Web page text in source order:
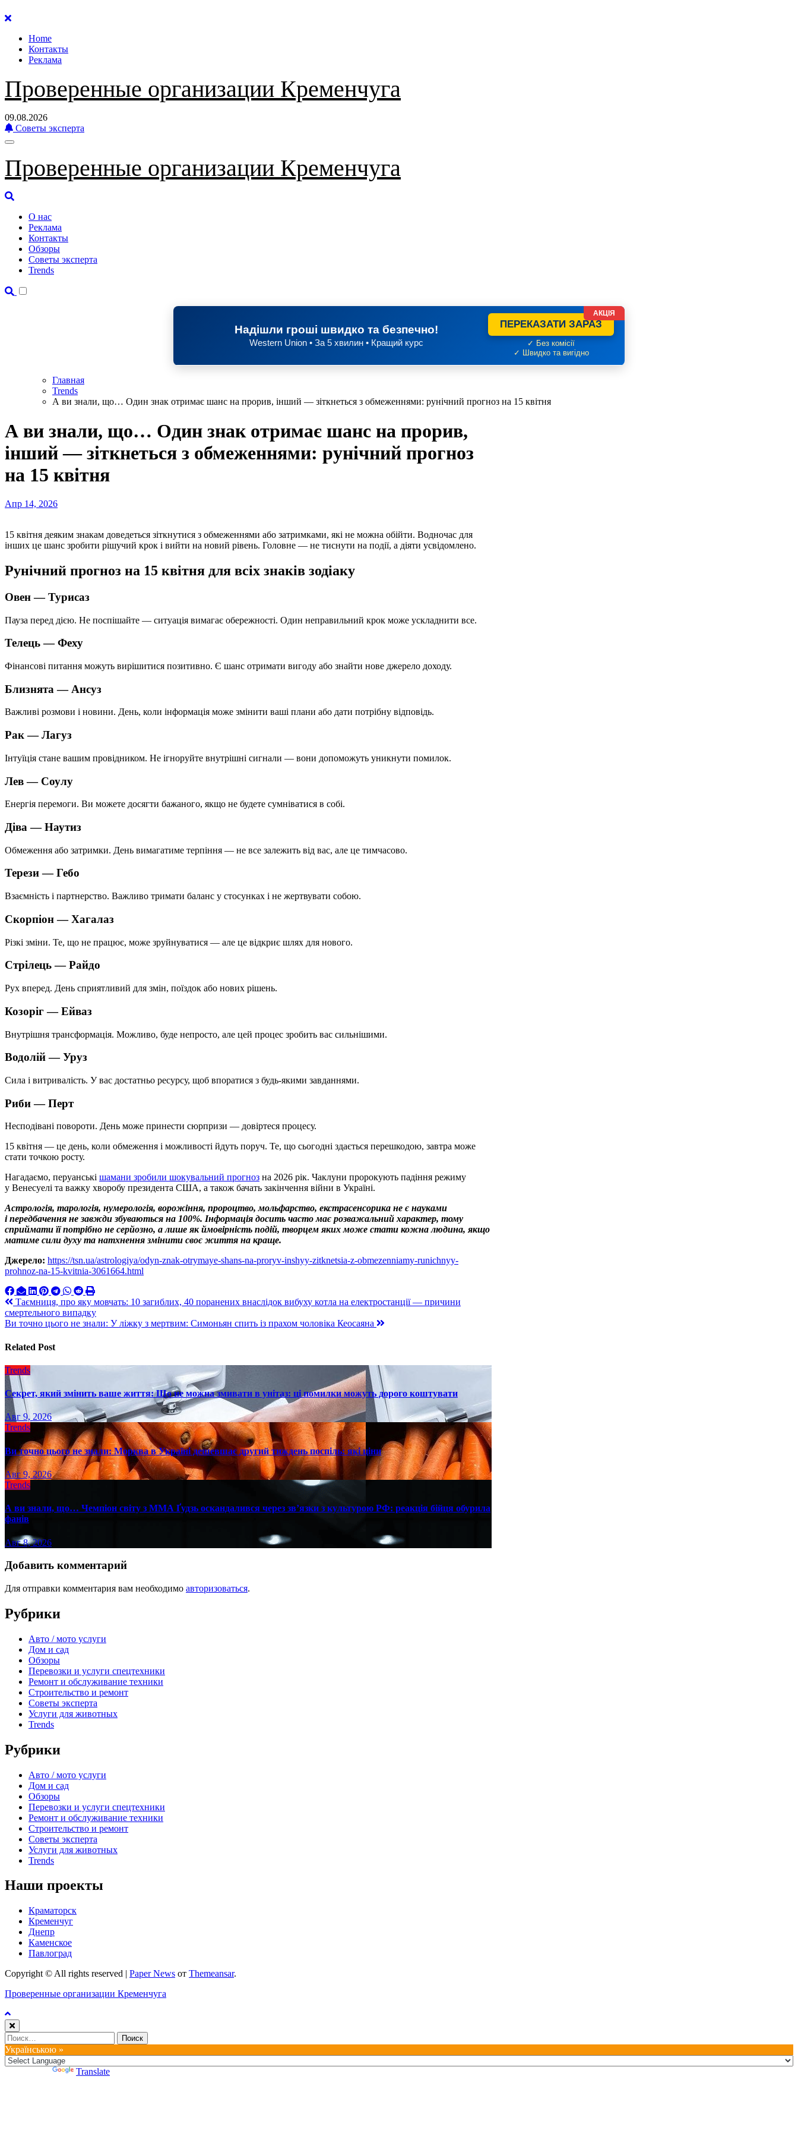
Перейти
содержанию
Home
Контакты
Реклама
Проверенные организации Кременчуга
09.08.2026
Советы эксперта
Проверенные организации Кременчуга
О нас
Реклама
Контакты
Обзоры
Советы эксперта
Trends
Надішли гроші швидко та безпечно!
Western Union • За 5 хвилин • Кращий курс
ПЕРЕКАЗАТИ ЗАРАЗ
✓ Без комісії
✓ Швидко та вигідно
АКЦІЯ
Главная
Trends
А ви знали, що… Один знак отримає шанс на прорив, інший — зіткнеться з обмеженнями: рунічний прогноз на 15 квітня
А ви знали, що… Один знак отримає шанс на прорив,
інший — зіткнеться з обмеженнями: рунічний прогноз
на 15 квітня
Апр 14, 2026
15 квітня деяким знакам доведеться зіткнутися з обмеженнями або затримками, які не можна обійти. Водночас для
інших це шанс зробити рішучий крок і вийти на новий рівень. Головне — не тиснути на події, а діяти усвідомлено.
Рунічний прогноз на 15 квітня для всіх знаків зодіаку
Овен —Турисаз
Пауза перед дією. Не поспішайте — ситуація вимагає обережності. Один неправильний крок може ускладнити все.
Телець —Феху
Фінансові питання можуть вирішитися позитивно. Є шанс отримати вигоду або знайти нове джерело доходу.
Близнята — Ансуз
Важливі розмови і новини. День, коли інформація може змінити ваші плани або дати потрібну відповідь.
Рак —Лагуз
Інтуїція стане вашим провідником. Не ігноруйте внутрішні сигнали — вони допоможуть уникнути помилок.
Лев — Соулу
Енергія перемоги. Ви можете досягти бажаного, якщо не будете сумніватися в собі.
Діва —Наутиз
Обмеження або затримки. День вимагатиме терпіння — не все залежить від вас, але це тимчасово.
Терези —Гебо
Взаємність і партнерство. Важливо тримати баланс у стосунках і не жертвувати собою.
Скорпіон —Хагалаз
Різкі зміни. Те, що не працює, може зруйнуватися — але це відкриє шлях для нового.
Стрілець —Райдо
Рух вперед. День сприятливий для змін, поїздок або нових рішень.
Козоріг —Ейваз
Внутрішня трансформація. Можливо, буде непросто, але цей процес зробить вас сильнішими.
Водолій —Уруз
Сила і витривалість. У вас достатньо ресурсу, щоб впоратися з будь-якими завданнями.
Риби —Перт
Несподівані повороти. День може принести сюрпризи — довіртеся процесу.
15 квітня — це день, коли обмеження і можливості йдуть поруч. Те, що сьогодні здається перешкодою, завтра може
стати точкою росту.
Нагадаємо, перуанські шамани зробили шокувальний прогноз на 2026 рік. Чаклуни пророкують падіння режиму
у Венесуелі та важку хворобу президента США, а також бачать закінчення війни в Україні.
Астрологія, тарологія, нумерологія, ворожіння, пророцтво, мольфарство, екстрасенсорика не є науками
і передбачення не завжди збуваються на 100%. Інформація досить часто має розважальний характер, тому
сприймати її потрібно не серйозно, а лише як ймовірність подій, творцем яких може стати кожна людина, якщо
матиме сили духу та натхнення змінити своє життя на краще.
Джерело: https://tsn.ua/astrologiya/odyn-znak-otrymaye-shans-na-proryv-inshyy-zitknetsia-z-obmezenniamy-runichnyy-
prohnoz-na-15-kvitnia-3061664.html
Навигация
по
Таємниця, про яку мовчать: 10 загиблих, 40 поранених внаслідок вибуху котла на електростанції — причини
смертельного випадку
Ви точно цього не знали: У ліжку з мертвим: Симоньян спить із прахом чоловіка Кеосаяна
Related Post
Trends
Секрет, який змінить ваше життя: Що не можна змивати в унітаз: ці помилки можуть дорого коштувати
Авг 9, 2026
Trends
Ви точно цього не знали: Морква в Україні дешевшає другий тиждень поспіль: які ціни
Авг 9, 2026
Trends
А ви знали, що… Чемпіон світу з ММА Ґудзь оскандалився через зв’язки з культурою РФ: реакція бійця обурила
фанів
Авг 8, 2026
Добавить комментарий
Для отправки комментария вам необходимо авторизоваться.
Рубрики
Авто / мото услуги
Дом и сад
Обзоры
Перевозки и услуги спецтехники
Ремонт и обслуживание техники
Строительство и ремонт
Советы эксперта
Услуги для животных
Trends
Рубрики
Авто / мото услуги
Дом и сад
Обзоры
Перевозки и услуги спецтехники
Ремонт и обслуживание техники
Строительство и ремонт
Советы эксперта
Услуги для животных
Trends
Наши проекты
Краматорск
Кременчуг
Днепр
Каменское
Павлоград
Copyright © All rights reserved | Paper News от Themeansar.
Проверенные организации Кременчуга
Найти:
Українською »
Translate